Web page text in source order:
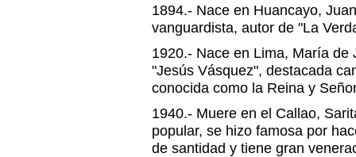
1894.- Nace en Huancayo,
vanguardista, autor de "La
1920.- Nace en Lima, María de
"Jesús Vásquez", destacada
conocida como la Reina y
1940.- Muere en el Callao,
popular, se hizo famosa por
de santidad y tiene gran